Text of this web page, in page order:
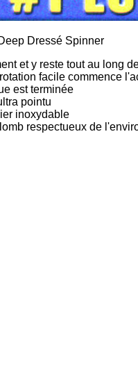
Dressé Spinner
et y reste tout au long
facile commence
est terminée
pointu
inoxydable
respectueux de